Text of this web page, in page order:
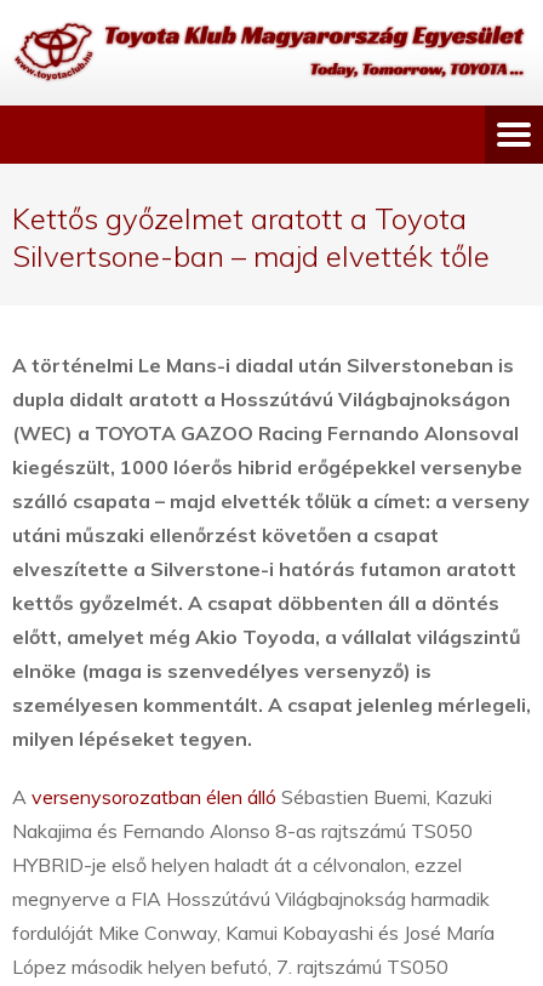
Kettős győzelmet aratott a Toyota
Silvertsone-ban – majd elvették tőle
A történelmi Le Mans-i diadal után Silverstoneban is
dupla didalt aratott a Hosszútávú Világbajnokságon
(WEC) a TOYOTA GAZOO Racing Fernando Alonsoval
kiegészült, 1000 lóerős hibrid erőgépekkel versenybe
szálló csapata – majd elvették tőlük a címet: a verseny
utáni műszaki ellenőrzést követően a csapat
elveszítette a Silverstone-i hatórás futamon aratott
kettős győzelmét. A csapat döbbenten áll a döntés
előtt, amelyet még Akio Toyoda, a vállalat világszintű
elnöke (maga is szenvedélyes versenyző) is
személyesen kommentált. A csapat jelenleg mérlegeli,
milyen lépéseket tegyen.
A versenysorozatban élen álló Sébastien Buemi, Kazuki
Nakajima és Fernando Alonso 8-as rajtszámú TS050
HYBRID-je első helyen haladt át a célvonalon, ezzel
megnyerve a FIA Hosszútávú Világbajnokság harmadik
fordulóját Mike Conway, Kamui Kobayashi és José María
López második helyen befutó, 7. rajtszámú TS050